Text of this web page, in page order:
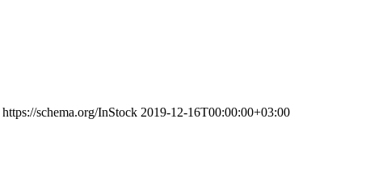
https://schema.org/InStock 2019-12-16T00:00:00+03:00